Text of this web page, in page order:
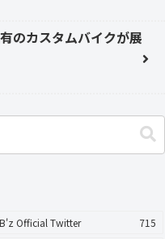
のカスタムバイクが展
B'z Official Twitter
715